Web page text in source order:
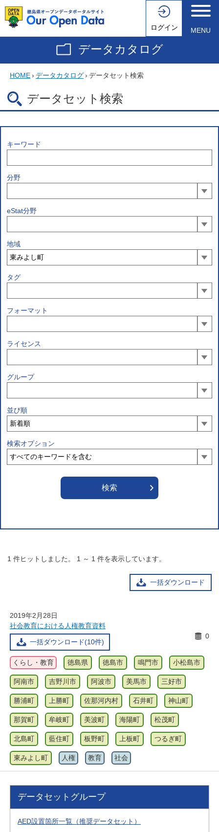
ログイン MENU
データカタログ
HOME› データカタログ› データセット検索
データセット検索
キーワード
分野
eStat分野
地域
タグ
フォーマット
ライセンス
グループ
並び順
検索オプション
1 件ヒットしました。 1 ～ 1 件を表示しています。
一括ダウンロード
2019年2月28日
社会教育における人権教育資料
一括ダウンロード(10件)
0
くらし・教育 徳島県 徳島市 鳴門市 小松島市
阿南市 吉野川市 阿波市 美馬市 三好市
勝浦町 上勝町 佐那河内村 石井町 神山町
那賀町 牟岐町 美波町 海陽町 松茂町
北島町 藍住町 板野町 上板町 つるぎ町
東みよし町 人権 教育 社会
データセットグループ
AED設置箇所一覧（推奨データセット）